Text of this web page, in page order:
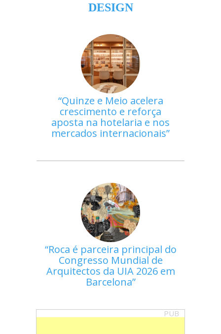
DESIGN
Quinze e Meio acelera
crescimento e reforça
aposta na hotelaria e nos
mercados internacionais
Roca é parceira principal do
Congresso Mundial de
Arquitectos da UIA 2026 em
Barcelona
PUB